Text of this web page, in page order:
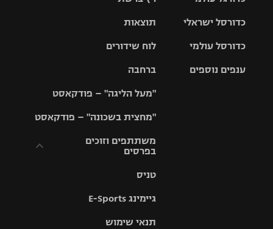
תוצאות
לוח שידורים
ברחבה
"מעל הליגה" – פודקאסט
"מחצית בשכונה" – פודקאסט
משתתפים וזוכים
בפרסים
וזוכים בפרסים
תקנון עבור פעילות
טניס
גיימינג E-Sports
תנאי שימוש
גביע הטוטו
האלופות
ליגה
כדורסל ישראלי
סל
כדורסל עולמי
ענפים נוספים